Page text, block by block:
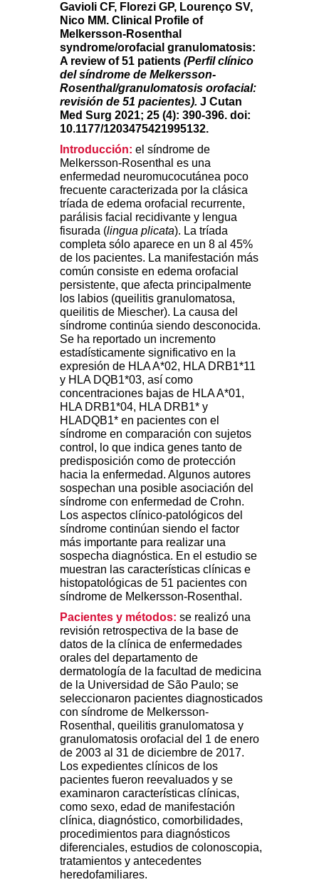
Gavioli CF, Florezi GP, Lourenço SV,
Nico MM. Clinical Profile of
Melkersson-Rosenthal
syndrome/orofacial granulomatosis:
A review of 51 patients (Perfil clínico
del síndrome de Melkersson-
Rosenthal/granulomatosis orofacial:
revisión de 51 pacientes). J Cutan
Med Surg 2021; 25 (4): 390-396. doi:
10.1177/1203475421995132.
Introducción: el síndrome de
Melkersson-Rosenthal es una
enfermedad neuromucocutánea poco
frecuente caracterizada por la clásica
tríada de edema orofacial recurrente,
parálisis facial recidivante y lengua
fisurada (lingua plicata). La tríada
completa sólo aparece en un 8 al 45%
de los pacientes. La manifestación más
común consiste en edema orofacial
persistente, que afecta principalmente
los labios (queilitis granulomatosa,
queilitis de Miescher). La causa del
síndrome continúa siendo desconocida.
Se ha reportado un incremento
estadísticamente significativo en la
expresión de HLA A*02, HLA DRB1*11
y HLA DQB1*03, así como
concentraciones bajas de HLA A*01,
HLA DRB1*04, HLA DRB1* y
HLADQB1* en pacientes con el
síndrome en comparación con sujetos
control, lo que indica genes tanto de
predisposición como de protección
hacia la enfermedad. Algunos autores
sospechan una posible asociación del
síndrome con enfermedad de Crohn.
Los aspectos clínico-patológicos del
síndrome continúan siendo el factor
más importante para realizar una
sospecha diagnóstica. En el estudio se
muestran las características clínicas e
histopatológicas de 51 pacientes con
síndrome de Melkersson-Rosenthal.
Pacientes y métodos: se realizó una
revisión retrospectiva de la base de
datos de la clínica de enfermedades
orales del departamento de
dermatología de la facultad de medicina
de la Universidad de São Paulo; se
seleccionaron pacientes diagnosticados
con síndrome de Melkersson-
Rosenthal, queilitis granulomatosa y
granulomatosis orofacial del 1 de enero
de 2003 al 31 de diciembre de 2017.
Los expedientes clínicos de los
pacientes fueron reevaluados y se
examinaron características clínicas,
como sexo, edad de manifestación
clínica, diagnóstico, comorbilidades,
procedimientos para diagnósticos
diferenciales, estudios de colonoscopia,
tratamientos y antecedentes
heredofamiliares.